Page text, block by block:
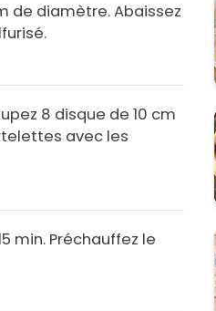
de diamètre. Abaissez
8 disque de 10 cm
avec les
min. Préchauffez le